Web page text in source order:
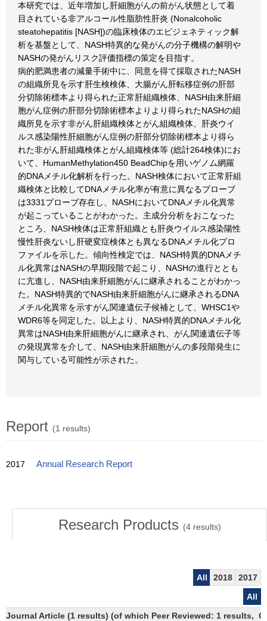
本研究では、近年増加し肝細胞がんの前がん状態として着
目されている非アルコール性脂肪性肝炎 (Nonalcoholic
steatohepatitis [NASH])の臨床検体のエピジェネティック解
析を基盤として、NASH特異的な発がんの分子機構の解明や
NASHの発がんリスク評価指標の策定を目指す。
病的肥満患者の減量手術中に、同意を得て採取されたNASH
の組織所見を示す肝生検検体、大腸がん肝転移症例の肝部
分切除術標本より得られた正常肝組織検体、NASH由来肝細
胞がん症例の肝部分切除術標本よりより得られたNASHの組
織所見を示す非がん肝組織検体とがん組織検体、肝炎ウイ
ルス感染陽性肝細胞がん症例の肝部分切除術標本より得ら
れた非がん肝組織検体とがん組織検体等 (総計264検体)にお
いて、HumanMethylation450 BeadChipを用いゲノム網羅
的DNAメチル化解析を行った。NASH検体において正常肝組
織検体と比較してDNAメチル化率が有意に異なるプローブ
は3331プローブ存在し、NASHにおいてDNAメチル化異常
が起こっていることがわかった。主成分分析をおこなった
ところ、NASH検体は正常肝組織とも肝炎ウイルス感染陽性
慢性肝炎ないし肝硬変症検体とも異なるDNAメチル化プロ
ファイルを示した。傾向性検定では、NASH特異的DNAメチ
ル化異常はNASHの早期段階で起こり、NASHの進行ととも
に亢進し、NASH由来肝細胞がんに継承されることがわかっ
た。NASH特異的でNASH由来肝細胞がんに継承されるDNA
メチル化異常を示すがん関連遺伝子候補として、WHSC1や
WDR6等を同定した。以上より、NASH特異的DNAメチル化
異常はNASH由来肝細胞がんに継承され、がん関連遺伝子等
の発現異常を介して、NASH由来肝細胞がんの多段階発生に
関与している可能性が示された。
Report (1 results)
2017 Annual Research Report
Research Products (4results)
All 2018
2017
All
Journal Article (1 results) (of which Peer Reviewed: 1 results,